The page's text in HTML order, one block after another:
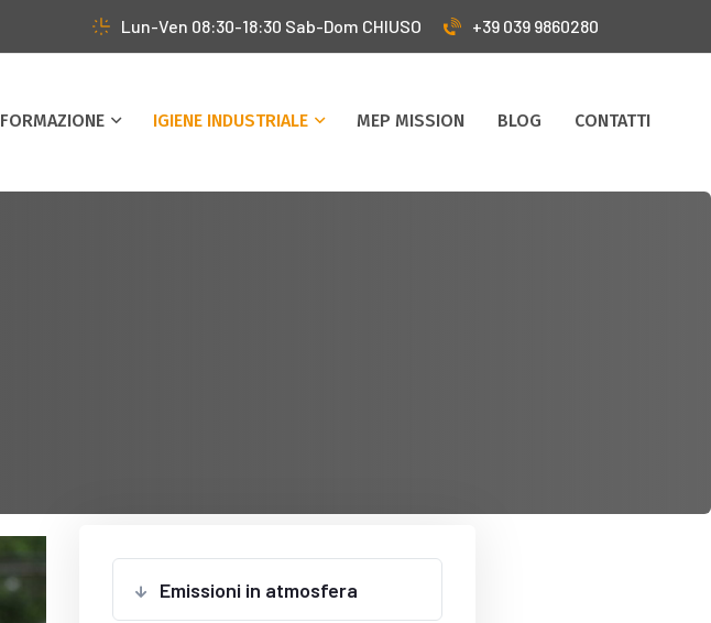
Lun-Ven 08:30-18:30 Sab-Dom CHIUSO +39 039 9860280
FORMAZIONE IGIENE INDUSTRIALE MEP MISSION BLOG CONTATTI
Emissioni in atmosfera